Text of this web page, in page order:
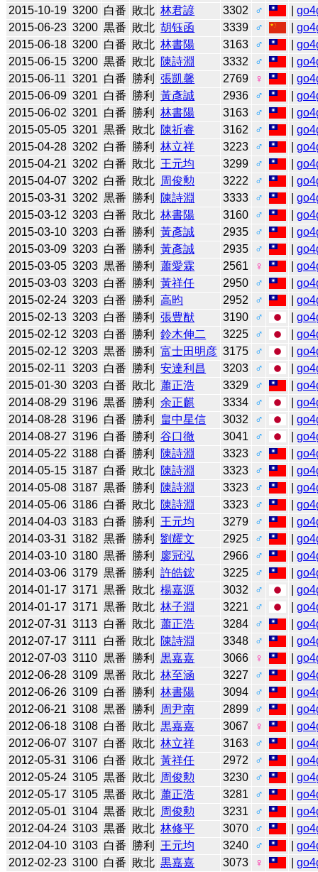
2015-10-19 3200 白番 敗北 林君諺 3302 ♂ |
2015-06-23 3200 黒番 敗北 胡钰函 3339 ♂ |
2015-06-18 3200 白番 敗北 林書陽 3163 ♂ |
2015-06-15 3200 黒番 敗北 陳詩淵 3332 ♂ |
2015-06-11 3201 白番 勝利 張凱馨 2769 ♀ |
2015-06-09 3201 白番 勝利 黃彥誠 2936 ♂ |
2015-06-02 3201 白番 勝利 林書陽 3163 ♂ |
2015-05-05 3201 黒番 敗北 陳祈睿 3162 ♂ |
2015-04-28 3202 白番 勝利 林立祥 3223 ♂ |
2015-04-21 3202 白番 敗北 王元均 3299 ♂ |
2015-04-07 3202 白番 敗北 周俊勲 3222 ♂ |
2015-03-31 3202 黒番 勝利 陳詩淵 3333 ♂ |
2015-03-12 3203 白番 敗北 林書陽 3160 ♂ |
2015-03-10 3203 白番 勝利 黃彥誠 2935 ♂ |
2015-03-09 3203 白番 勝利 黃彥誠 2935 ♂ |
2015-03-05 3203 黒番 勝利 蕭愛霖 2561 ♀ |
2015-03-03 3203 白番 勝利 黃祥任 2950 ♂ |
2015-02-24 3203 白番 勝利 高昀 2952 ♂ |
2015-02-13 3203 白番 勝利 張豊猷 3190 ♂ |
2015-02-12 3203 白番 勝利 鈴木伸二 3225 ♂ |
2015-02-12 3203 黒番 勝利 富士田明彦 3175 ♂ |
2015-02-11 3203 白番 勝利 安達利昌 3203 ♂ |
2015-01-30 3203 白番 敗北 蕭正浩 3329 ♂ |
2014-08-29 3196 黒番 勝利 余正麒 3334 ♂ |
2014-08-28 3196 白番 勝利 畠中星信 3032 ♂ |
2014-08-27 3196 白番 勝利 谷口徹 3041 ♂ |
2014-05-22 3188 白番 勝利 陳詩淵 3323 ♂ |
2014-05-15 3187 白番 敗北 陳詩淵 3323 ♂ |
2014-05-08 3187 黒番 勝利 陳詩淵 3323 ♂ |
2014-05-06 3186 白番 敗北 陳詩淵 3323 ♂ |
2014-04-03 3183 白番 勝利 王元均 3279 ♂ |
2014-03-31 3182 黒番 勝利 劉耀文 2925 ♂ |
2014-03-10 3180 黒番 勝利 廖冠泓 2966 ♂ |
2014-03-06 3179 黒番 勝利 許皓鋐 3225 ♂ |
2014-01-17 3171 黒番 敗北 楊嘉源 3032 ♂ |
2014-01-17 3171 黒番 敗北 林子淵 3221 ♂ |
2012-07-31 3113 白番 敗北 蕭正浩 3284 ♂ |
2012-07-17 3111 白番 敗北 陳詩淵 3348 ♂ |
2012-07-03 3110 黒番 勝利 黒嘉嘉 3066 ♀ |
2012-06-28 3109 黒番 敗北 林至涵 3227 ♂ |
2012-06-26 3109 白番 勝利 林書陽 3094 ♂ |
2012-06-21 3108 黒番 勝利 周尹南 2899 ♂ |
2012-06-18 3108 白番 敗北 黒嘉嘉 3067 ♀ |
2012-06-07 3107 白番 敗北 林立祥 3163 ♂ |
2012-05-31 3106 白番 敗北 黃祥任 2972 ♂ |
2012-05-24 3105 黒番 敗北 周俊勲 3230 ♂ |
2012-05-17 3105 黒番 敗北 蕭正浩 3281 ♂ |
2012-05-01 3104 黒番 敗北 周俊勲 3231 ♂ |
2012-04-24 3103 黒番 敗北 林修平 3070 ♂ |
2012-04-10 3103 白番 勝利 王元均 3240 ♂ |
2012-02-23 3100 白番 敗北 黒嘉嘉 3073 ♀ |